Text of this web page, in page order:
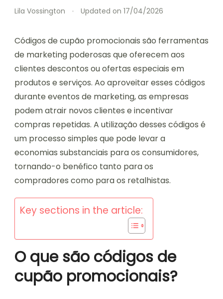
Lila Vossington Updated on 17/04/2026
Códigos de cupão promocionais são ferramentas
de marketing poderosas que oferecem aos
clientes descontos ou ofertas especiais em
produtos e serviços. Ao aproveitar esses códigos
durante eventos de marketing, as empresas
podem atrair novos clientes e incentivar
compras repetidas. A utilização desses códigos é
um processo simples que pode levar a
economias substanciais para os consumidores,
tornando-o benéfico tanto para os
compradores como para os retalhistas.
Key sections in the article:
O que são códigos de
cupão promocionais?